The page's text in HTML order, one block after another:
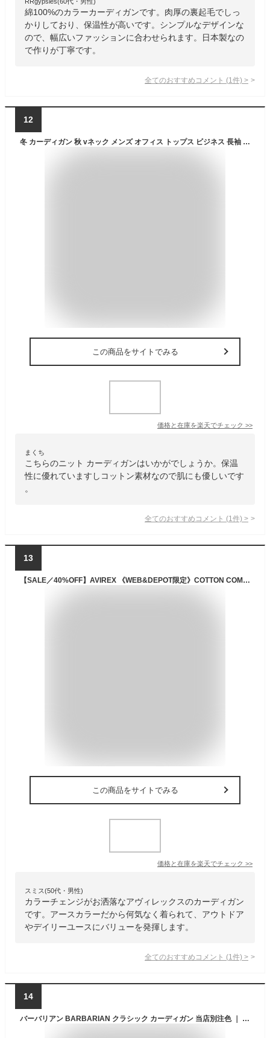
綿100%のカラーカーディガンです。肉厚の裏起毛でしっ
かりしており、保温性が高いです。シンプルなデザインな
ので、幅広いファッションに合わせられます。日本製なの
で作りが丁寧です。
全てのおすすめコメント (1 件) >
12
冬 カーディガン 秋 vネック メンズ オフィス トップス ビジネス 長袖 長袖 スクール 大きいサイズ 綿100％ 紺 ニット セーター 前開き 通勤 通学 黒 ベージュ カジュアル
この商品をサイトでみる
価格と在庫を楽天でチェック >>
まくち
こちらのニット カーディガンはいかがでしょうか。保温
性に優れていますしコットン素材なので肌にも優しいです
。
全てのおすすめコメント (1 件) >
13
【SALE／40%OFF】AVIREX 《WEB&DEPOT限定》COTTON COMMAND CARDIGAN / コットン コマンド カーディガン アヴィレックス トップス カーディガン グリーン ブラック【送料無料】
この商品をサイトでみる
価格と在庫を楽天でチェック >>
スミス(50代・男性)
カラーチェンジがお洒落なアヴィレックスのカーディガン
です。アースカラーだから何気なく着られて、アウトドア
やデイリーユースにバリューを発揮します。
全てのおすすめコメント (1 件) >
14
バーバリアン BARBARIAN クラシック カーディガン 当店別注色 ｜ カナダ製 長袖 CLASSIC CARDIGAN ニットカーディガン 12オンス 北米産ヘビーコットンニット 別注ソリッドカラー シンプル 綿 コットン100％ グレー ネイビー ブラック サイズ S M L XL